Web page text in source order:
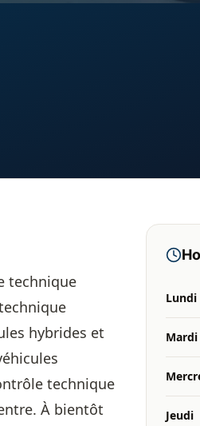
technique
hybrides et
technique
À bientôt
Lundi
Mardi
Jeudi